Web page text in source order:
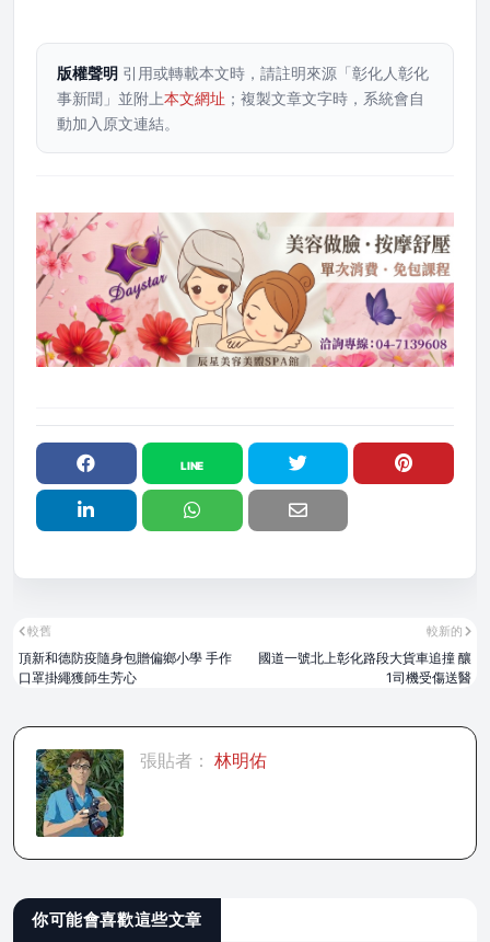
版權聲明 引用或轉載本文時，請註明來源「彰化人彰化
事新聞」並附上本文網址 ；複製文章文字時，系統會自
動加入原文連結。
較新的
國道一號北上彰化路段大貨車追撞 釀
1司機受傷送醫
較舊
頂新和德防疫隨身包贈偏鄉小學 手作
口罩掛繩獲師生芳心
張貼者： 林明佑
你可能會喜歡這些文章